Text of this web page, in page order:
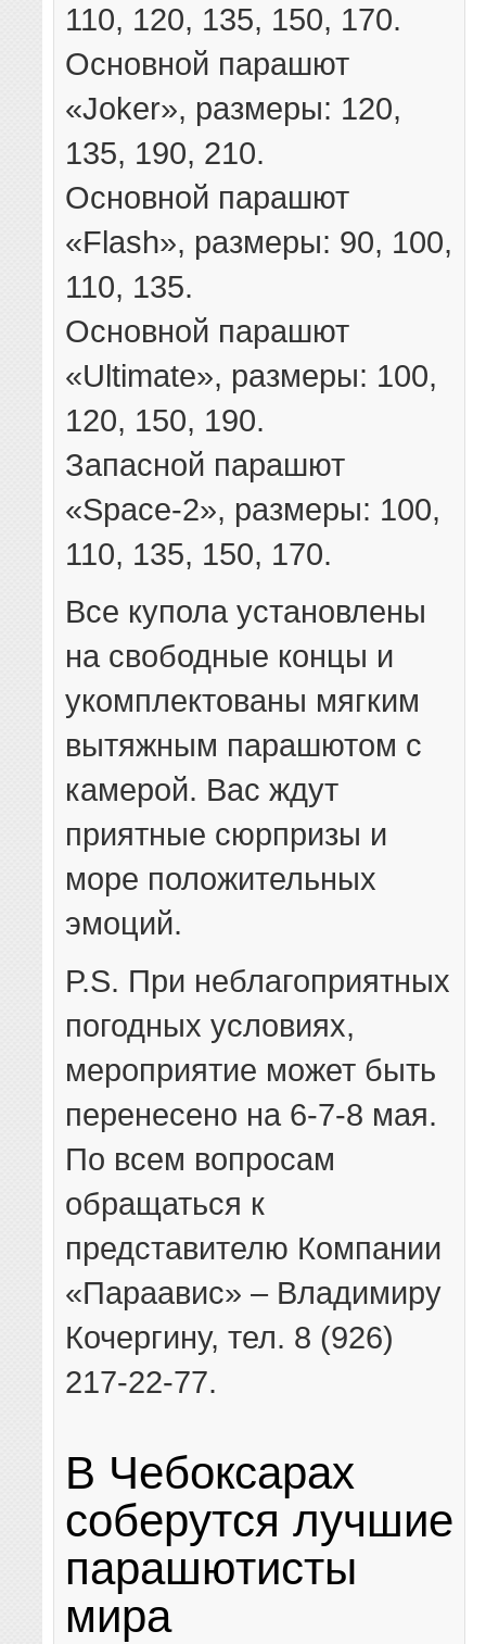
110, 120, 135, 150, 170.
Основной парашют
«Joker», размеры: 120,
135, 190, 210.
Основной парашют
«Flash», размеры: 90, 100,
110, 135.
Основной парашют
«Ultimate», размеры: 100,
120, 150, 190.
Запасной парашют
«Space-2», размеры: 100,
110, 135, 150, 170.
Все купола установлены
на свободные концы и
укомплектованы мягким
вытяжным парашютом с
камерой. Вас ждут
приятные сюрпризы и
море положительных
эмоций.
P.S. При неблагоприятных
погодных условиях,
мероприятие может быть
перенесено на 6-7-8 мая.
По всем вопросам
обращаться к
представителю Компании
«Параавис» – Владимиру
Кочергину, тел. 8 (926)
217-22-77.
В Чебоксарах
соберутся лучшие
парашютисты
мира